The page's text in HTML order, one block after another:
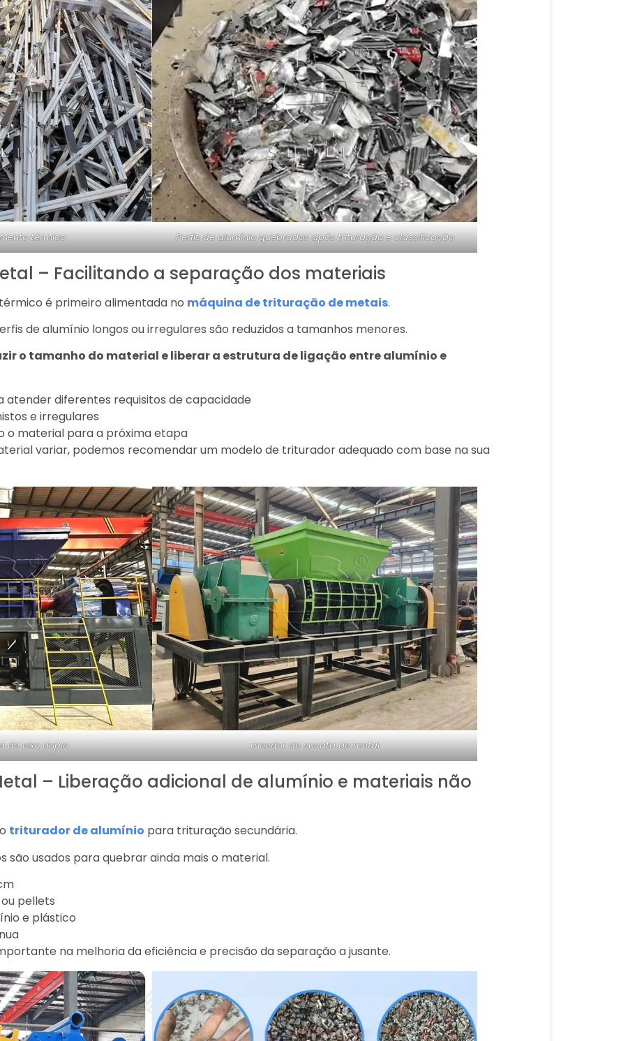
térmico Perfis de alumínio quebrados após trituração e classificação
– Facilitando a separação dos materiais
é primeiro alimentada no máquina de trituração de metais.
de alumínio longos ou irregulares são reduzidos a tamanhos menores.
o tamanho do material e liberar a estrutura de ligação entre alumínio e
atender diferentes requisitos de capacidade
e irregulares
o material para a próxima etapa
variar, podemos recomendar um modelo de triturador adequado com base na sua
de eixo duplo moedor de sucata de metal
– Liberação adicional de alumínio e materiais não
triturador de alumínio para trituração secundária.
são usados para quebrar ainda mais o material.
pellets
e plástico
na melhoria da eficiência e precisão da separação a jusante.